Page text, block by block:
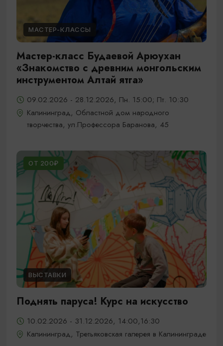
МАСТЕР-КЛАССЫ
Мастер-класс Будаевой Арюухан
«Знакомство с древним монгольским
инструментом Алтай ятга»
09.02.2026 - 28.12.2026, Пн. 15:00; Пт. 10:30
Калининград, Областной дом народного
творчества, ул.Профессора Баранова, 45
ОТ 200₽
ВЫСТАВКИ
Поднять паруса! Курс на искусство
10.02.2026 - 31.12.2026, 14:00,16:30
Калининград, Третьяковская галерея в Калининграде